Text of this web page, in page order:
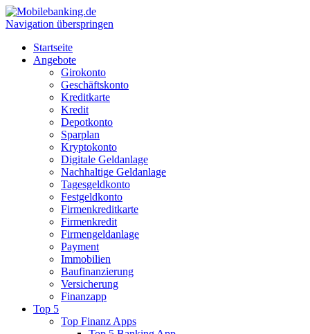
Navigation überspringen
Startseite
Angebote
Girokonto
Geschäftskonto
Kreditkarte
Kredit
Depotkonto
Sparplan
Kryptokonto
Digitale Geldanlage
Nachhaltige Geldanlage
Tagesgeldkonto
Festgeldkonto
Firmenkreditkarte
Firmenkredit
Firmengeldanlage
Payment
Immobilien
Baufinanzierung
Versicherung
Finanzapp
Top 5
Top Finanz Apps